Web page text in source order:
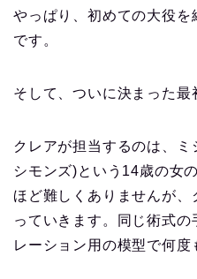
やっぱり、初めての大役
です。
そして、ついに決まった最
クレアが担当するのは、ミ
シモンズ)という14歳の女
ほど難しくありませんが、
っていきます。同じ術式の
レーション用の模型で何度